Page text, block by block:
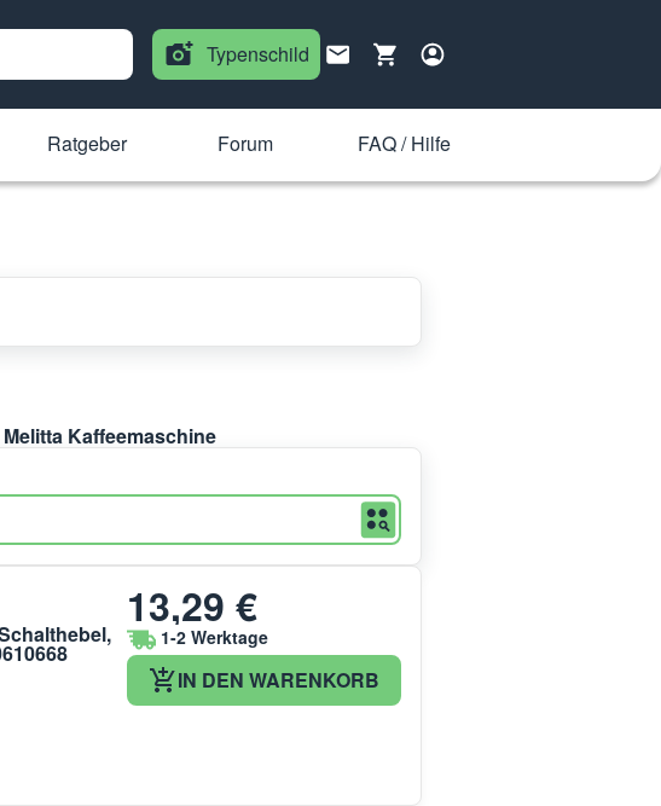
Typenschild
Ratgeber Forum FAQ / Hilfe
Kaffeemaschine
13,29 €
1-2 Werktage
IN DEN WARENKORB